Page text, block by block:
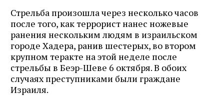
Стрельба произошла через несколько часов
после того, как террорист нанес ножевые
ранения нескольким людям в израильском
городе Хадера, ранив шестерых, во втором
крупном теракте на этой неделе после
стрельбы в Беэр-Шеве 6 октября. В обоих
случаях преступниками были граждане
Израиля.